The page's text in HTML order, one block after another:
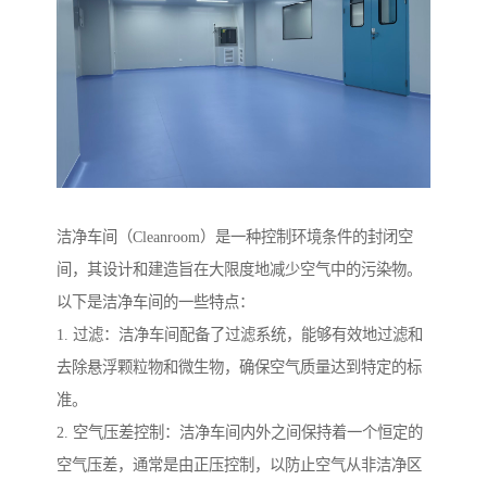
洁净车间（Cleanroom）是一种控制环境条件的封闭空
间，其设计和建造旨在大限度地减少空气中的污染物。
以下是洁净车间的一些特点：
1. 过滤：洁净车间配备了过滤系统，能够有效地过滤和
去除悬浮颗粒物和微生物，确保空气质量达到特定的标
准。
2. 空气压差控制：洁净车间内外之间保持着一个恒定的
空气压差，通常是由正压控制，以防止空气从非洁净区